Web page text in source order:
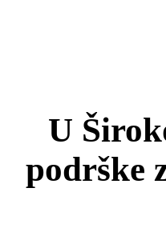
U
podrške